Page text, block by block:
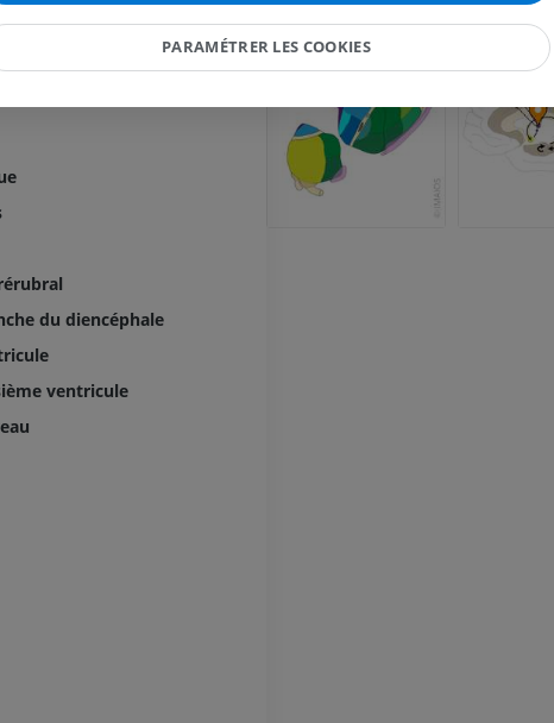
du thalamus
corps géniculés
du diencéphale
ventricule
IRM du poignet
PREMIUM
PREMIUM
Radiographies du membre
GRATUIT
IRM
IRM de hanche
PARAMÉTRER LES COOKIES